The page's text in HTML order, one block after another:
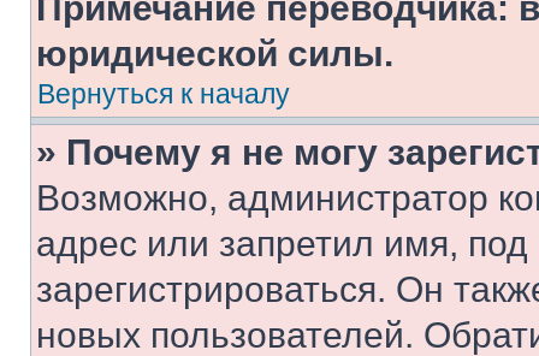
юридической силы.
Вернуться к началу
» Почему я не могу
Возможно, администратор
адрес или запретил имя,
зарегистрироваться. Он
новых пользователей.